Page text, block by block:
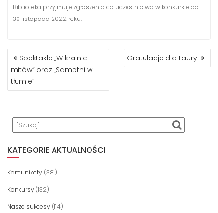
Biblioteka przyjmuje zgłoszenia do uczestnictwa w konkursie do
30 listopada 2022 roku.
NAWIGACJA
WPISU
Spektakle „W krainie
mitów” oraz „Samotni w
tłumie”
Gratulacje dla Laury!
KATEGORIE AKTUALNOŚCI
Komunikaty (381)
Konkursy (132)
Nasze sukcesy (114)